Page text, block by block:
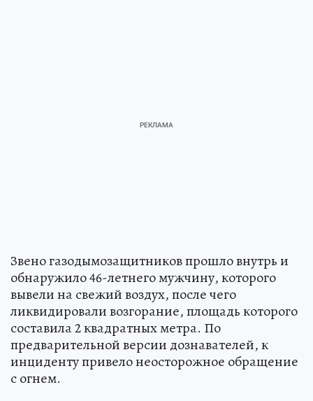
Звено газодымозащитников прошло внутрь и
обнаружило 46-летнего мужчину, которого
вывели на свежий воздух, после чего
ликвидировали возгорание, площадь которого
составила 2 квадратных метра. По
предварительной версии дознавателей, к
инциденту привело неосторожное обращение
с огнем.